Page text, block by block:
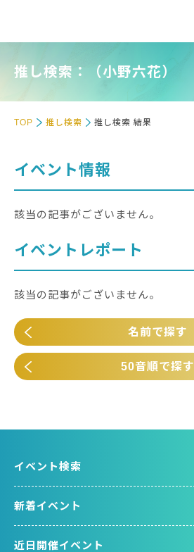
推し検索：（小野六花）
TOP 推し検索 推し検索 結果
イベント情報
該当の記事がございません。
イベントレポート
該当の記事がございません。
名前で探す
50音順で探す
イベント検索
新着イベント
近日開催イベント